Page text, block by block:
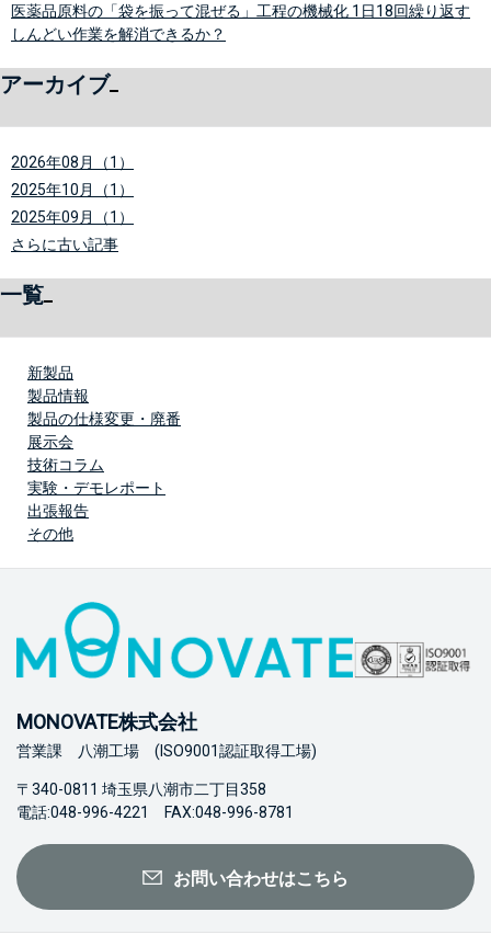
医薬品原料の「袋を振って混ぜる」工程の機械化 1日18回繰り返す
しんどい作業を解消できるか？
アーカイブ
2026年08月（1）
2025年10月（1）
2025年09月（1）
さらに古い記事
一覧
新製品
製品情報
製品の仕様変更・廃番
展示会
技術コラム
実験・デモレポート
出張報告
その他
MONOVATE株式会社
営業課 八潮工場 (ISO9001認証取得工場)
〒340-0811 埼玉県八潮市二丁目358
電話:048-996-4221 FAX:048-996-8781
お問い合わせはこちら